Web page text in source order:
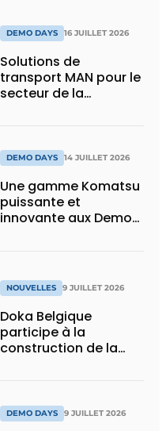
DEMO DAYS 16 JUILLET 2026
Solutions de
transport MAN pour le
secteur de la
DEMO DAYS 14 JUILLET 2026
Une gamme Komatsu
puissante et
innovante aux Demo
NOUVELLES 9 JUILLET 2026
Doka Belgique
participe à la
construction de la
DEMO DAYS 9 JUILLET 2026